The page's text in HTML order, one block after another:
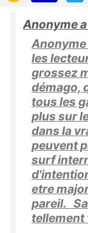
Anonyme
les
grossez
démago,
tous les
plus sur
dans la
peuvent
surf
etre
pareil.
tellement